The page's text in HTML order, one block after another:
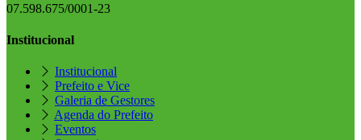
07.598.675/0001-23
Institucional
Institucional
Prefeito e Vice
Galeria de Gestores
Agenda do Prefeito
Eventos